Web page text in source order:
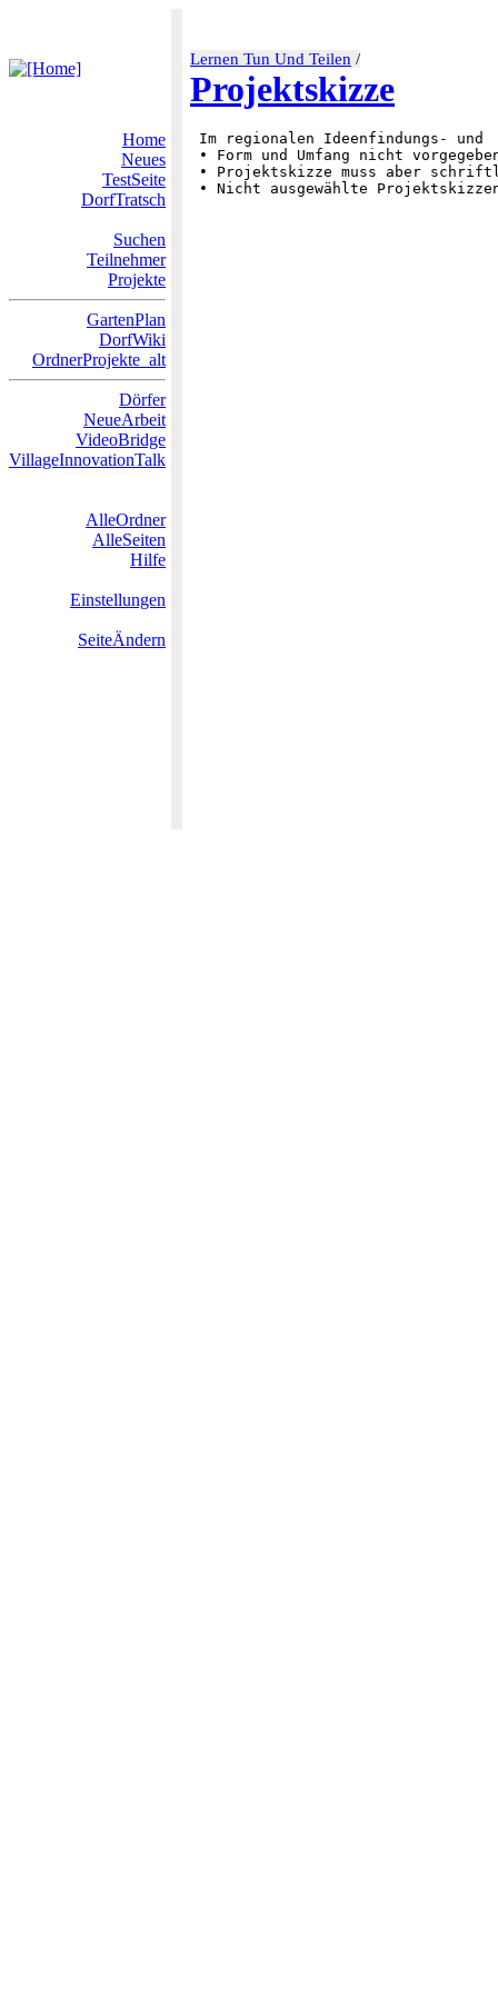
Lernen Tun Und Teilen /
Projektskizze
Home
Neues
TestSeite
DorfTratsch
Suchen
Teilnehmer
Projekte
GartenPlan
DorfWiki
OrdnerProjekte_alt
Dörfer
NeueArbeit
VideoBridge
VillageInnovationTalk
AlleOrdner
AlleSeiten
Hilfe
Einstellungen
SeiteÄndern
Im regionalen Ideenfindungs- und
• Form und Umfang nicht
• Projektskizze muss aber